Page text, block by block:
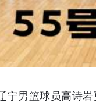
男篮球员高诗岩